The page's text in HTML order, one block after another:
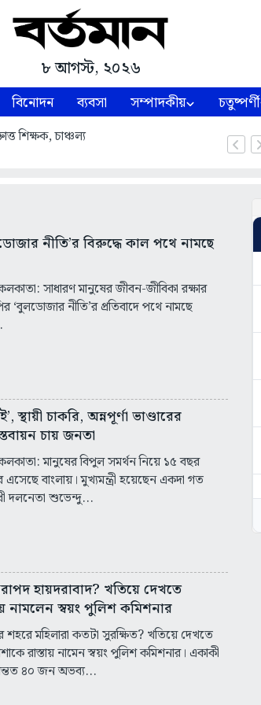
৮ আগস্ট, ২০২৬
বিনোদন ব্যবসা সম্পাদকীয় চতুষ্পর্ণী
শিক্ষক, চাঞ্চল্য
নীতি’র বিরুদ্ধে কাল পথে নামছে
সাধারণ মানুষের জীবন-জীবিকা রক্ষার
‘বুলডোজার নীতি’র প্রতিবাদে পথে নামছে
স্থায়ী চাকরি, অন্নপূর্ণা ভাণ্ডারের
চায় জনতা
কলকাতা: মানুষের বিপুল সমর্থন নিয়ে ১৫ বছর
বাংলায়। মুখ্যমন্ত্রী হয়েছেন একদা গত
দলনেতা শুভেন্দু...
হায়দরাবাদ? খতিয়ে দেখতে
নামলেন স্বয়ং পুলিশ কমিশনার
শহরে মহিলারা কতটা সুরক্ষিত? খতিয়ে দেখতে
রাস্তায় নামেন স্বয়ং পুলিশ কমিশনার। একাকী
৪০ জন অভব্য...